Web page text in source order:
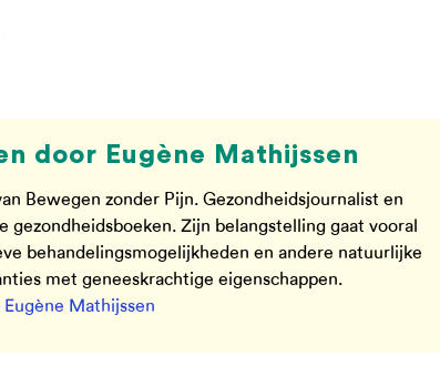
door Eugène Mathijssen
Bewegen zonder Pijn. Gezondheidsjournalist en
gezondheidsboeken. Zijn belangstelling gaat vooral
behandelingsmogelijkheden en andere natuurlijke
met geneeskrachtige eigenschappen.
Mathijssen